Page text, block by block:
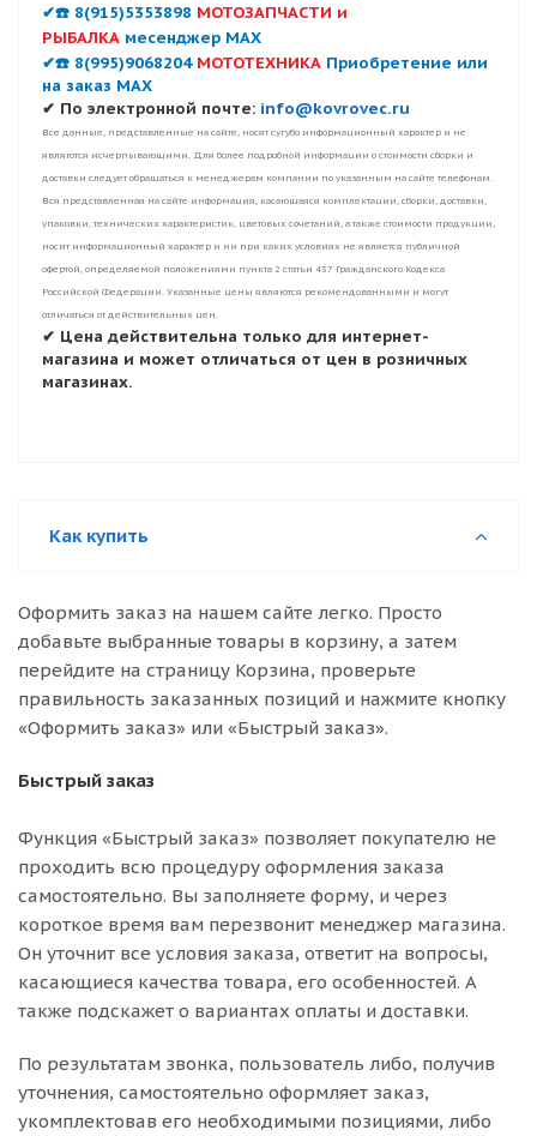
✔☎️ 8(915)5353898 МОТОЗАПЧАСТИ и
РЫБАЛКА месенджер MAX
✔☎️ 8(995)9068204 МОТОТЕХНИКА Приобретение или
на заказ MAX
✔ По электронной почте: info@kovrovec.ru
Все данные, представленные на сайте, носят сугубо информационный характер и не
являются исчерпывающими. Для более подробной информации о стоимости сборки и
доставки следует обращаться к менеджерам компании по указанным на сайте телефонам.
Вся представленная на сайте информация, касающаяся комплектации, сборки, доставки,
упаковки, технических характеристик, цветовых сочетаний, а также стоимости продукции,
носит информационный характер и ни при каких условиях не является публичной
офертой, определяемой положениями пункта 2 статьи 437 Гражданского Кодекса
Российской Федерации. Указанные цены являются рекомендованными и могут
отличаться от действительных цен.
✔ Цена действительна только для интернет-
магазина и может отличаться от цен в розничных
магазинах.
Как купить
Оформить заказ на нашем сайте легко. Просто
добавьте выбранные товары в корзину, а затем
перейдите на страницу Корзина, проверьте
правильность заказанных позиций и нажмите кнопку
«Оформить заказ» или «Быстрый заказ».
Быстрый заказ
Функция «Быстрый заказ» позволяет покупателю не
проходить всю процедуру оформления заказа
самостоятельно. Вы заполняете форму, и через
короткое время вам перезвонит менеджер магазина.
Он уточнит все условия заказа, ответит на вопросы,
касающиеся качества товара, его особенностей. А
также подскажет о вариантах оплаты и доставки.
По результатам звонка, пользователь либо, получив
уточнения, самостоятельно оформляет заказ,
укомплектовав его необходимыми позициями, либо